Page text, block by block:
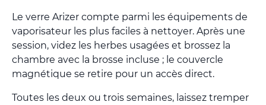
Le verre Arizer compte parmi les équipements de
vaporisateur les plus faciles à nettoyer. Après une
session, videz les herbes usagées et brossez la
chambre avec la brosse incluse ; le couvercle
magnétique se retire pour un accès direct.
Toutes les deux ou trois semaines, laissez tremper